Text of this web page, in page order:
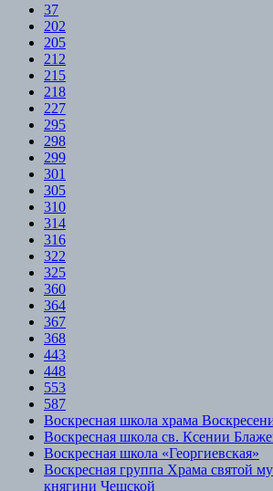
37
202
205
212
215
218
227
295
298
299
301
305
310
314
316
322
325
360
364
367
368
443
448
553
587
Воскресная школа храма
Воскресная школа св. Ксении
Воскресная школа «Георгиевская»
Воскресная группа Храма святой
княгини Чешской